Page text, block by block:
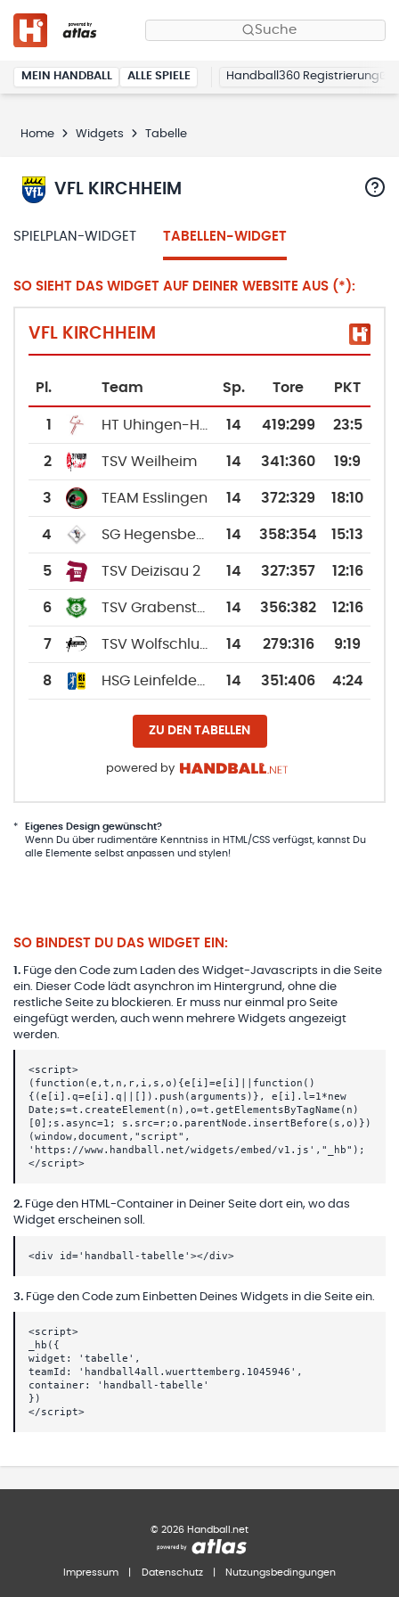
Suche
MEIN HANDBALL ALLE SPIELE Handball360 Registrierung
Home Widgets Tabelle
VFL KIRCHHEIM
SPIELPLAN-WIDGET TABELLEN-WIDGET
SO SIEHT DAS WIDGET AUF DEINER WEBSITE AUS (*):
VFL KIRCHHEIM
Pl. Team Sp. Tore PKT
1 14 419:299 23:5
2 TSV Weilheim 14 341:360 19:9
3 TEAM Esslingen 14 372:329 18:10
4 14 358:354 15:13
5 TSV Deizisau 2 14 327:357 12:16
6 14 356:382 12:16
7 14 279:316 9:19
8 14 351:406 4:24
ZU DEN TABELLEN
powered by
*
Eigenes Design gewünscht?
Wenn Du über rudimentäre Kenntniss in HTML/CSS verfügst, kannst Du
alle Elemente selbst anpassen und stylen!
SO BINDEST DU DAS WIDGET EIN:
1 . Füge den Code zum Laden des Widget-Javascripts in die Seite
ein. Dieser Code lädt asynchron im Hintergrund, ohne die
restliche Seite zu blockieren. Er muss nur einmal pro Seite
eingefügt werden, auch wenn mehrere Widgets angezeigt
werden.
<script>
(function(e,t,n,r,i,s,o){e[i]=e[i]||function()
{(e[i].q=e[i].q||[]).push(arguments)}, e[i].l=1*new
Date;s=t.createElement(n),o=t.getElementsByTagName(n)
[0];s.async=1; s.src=r;o.parentNode.insertBefore(s,o)})
(window,document,"script",
'https://www.handball.net/widgets/embed/v1.js',"_hb");
</script>
2. Füge den HTML-Container in Deiner Seite dort ein, wo das
Widget erscheinen soll.
<div id='handball-tabelle'></div>
3. Füge den Code zum Einbetten Deines Widgets in die Seite ein.
<script>
_hb({
widget: 'tabelle',
teamId: 'handball4all.wuerttemberg.1045946',
container: 'handball-tabelle'
})
</script>
© 2026 Handball.net
Impressum Datenschutz Nutzungsbedingungen